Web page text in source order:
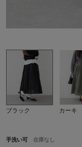
ブラック カーキ
手洗い可 在庫なし